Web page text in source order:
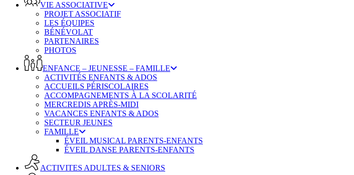
VIE ASSOCIATIVE
PROJET ASSOCIATIF
LES ÉQUIPES
BÉNÉVOLAT
PARTENAIRES
PHOTOS
ENFANCE – JEUNESSE – FAMILLE
ACTIVITÉS ENFANTS & ADOS
ACCUEILS PÉRISCOLAIRES
ACCOMPAGNEMENTS À LA SCOLARITÉ
MERCREDIS APRÈS-MIDI
VACANCES ENFANTS & ADOS
SECTEUR JEUNES
FAMILLE
ÉVEIL MUSICAL PARENTS-ENFANTS
ÉVEIL DANSE PARENTS-ENFANTS
ACTIVITES ADULTES & SENIORS